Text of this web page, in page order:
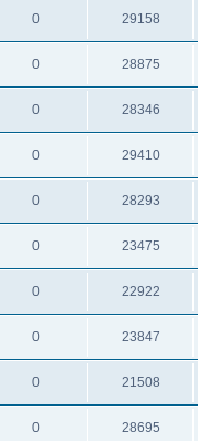
0 29158
0 28875
0 28346
0 29410
0 28293
0 23475
0 22922
0 23847
0 21508
0 28695